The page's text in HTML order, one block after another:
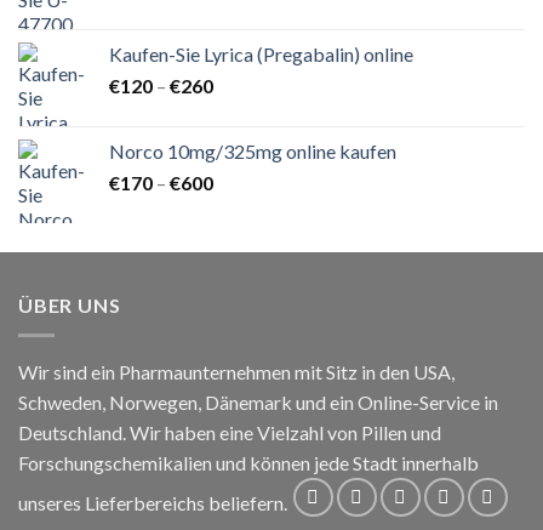
€1.000
Kaufen-Sie Lyrica (Pregabalin) online
€120 – €260Preisspanne:
€260
Norco 10mg/325mg online kaufen
€170 – €600Preisspanne:
€600
ÜBER UNS
Wir sind ein Pharmaunternehmen mit Sitz in den USA,
Schweden, Norwegen, Dänemark und ein Online-Service in
Deutschland. Wir haben eine Vielzahl von Pillen und
Forschungschemikalien und können jede Stadt innerhalb
unseres Lieferbereichs beliefern.